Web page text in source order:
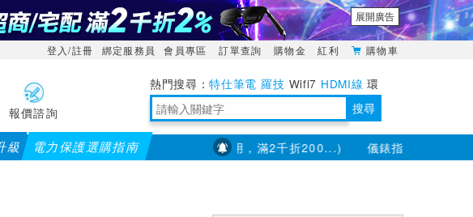
展開廣告
登入/註冊 綁定服務員 會員專區 訂單查詢 購物金 紅利 購物車
報價諮詢
特仕筆電 羅技 Wifi7 HDMI線 環
境量測 明緯POWER 搜尋
級 電力保護選購指南
大通】全館滿千折百(部分品項不適用，滿2千折200...) 儀錶指定款單筆滿